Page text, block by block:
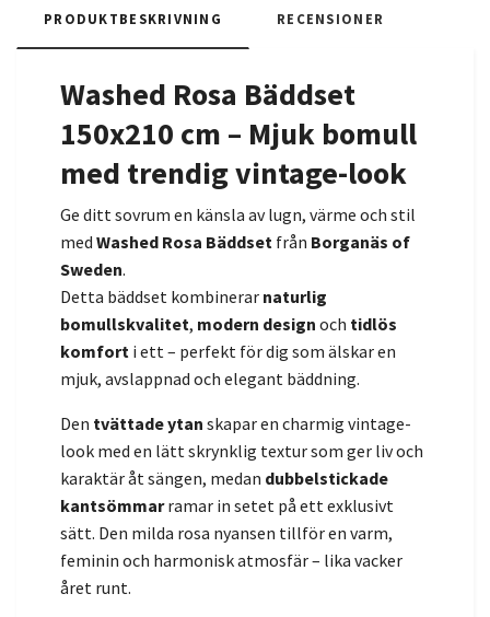
PRODUKTBESKRIVNING RECENSIONER
Washed Rosa Bäddset
150x210 cm – Mjuk bomull
med trendig vintage-look
Ge ditt sovrum en känsla av lugn, värme och stil
med Washed Rosa Bäddset från Borganäs of
Sweden.
Detta bäddset kombinerar naturlig
bomullskvalitet, modern design och tidlös
komfort i ett – perfekt för dig som älskar en
mjuk, avslappnad och elegant bäddning.
Den tvättade ytan skapar en charmig vintage-
look med en lätt skrynklig textur som ger liv och
karaktär åt sängen, medan dubbelstickade
kantsömmarramar in setet på ett exklusivt
sätt. Den milda rosa nyansen tillför en varm,
feminin och harmonisk atmosfär – lika vacker
året runt.